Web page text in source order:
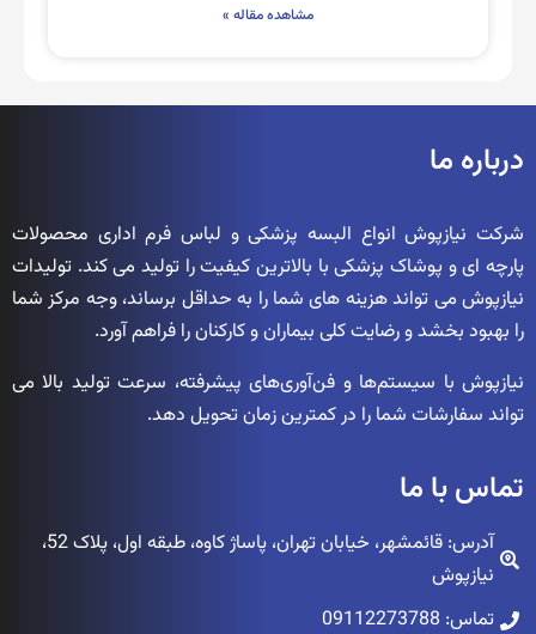
مشاهده مقاله »
درباره ما
شرکت نیازپوش انواع البسه پزشکی و لباس فرم اداری محصولات
پارچه ای و پوشاک پزشکی با بالاترین کیفیت را تولید می کند. تولیدات
نیازپوش می تواند هزینه های شما را به حداقل برساند، وجه مرکز شما
را بهبود بخشد و رضایت کلی بیماران و کارکنان را فراهم آورد.
نیازپوش با سیستم‌ها و فن‌آوری‌های پیشرفته، سرعت تولید بالا می
تواند سفارشات شما را در کمترین زمان تحویل دهد.
تماس با ما
آدرس: قائمشهر، خیابان تهران، پاساژ کاوه، طبقه اول، پلاک 52،
نیازپوش
تماس: 09112273788